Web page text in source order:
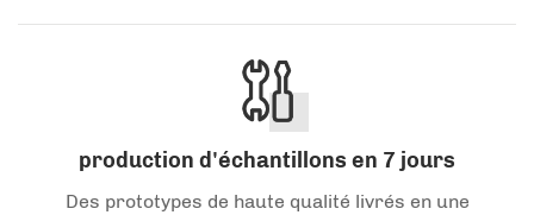
production d'échantillons en 7 jours
Des prototypes de haute qualité livrés en une